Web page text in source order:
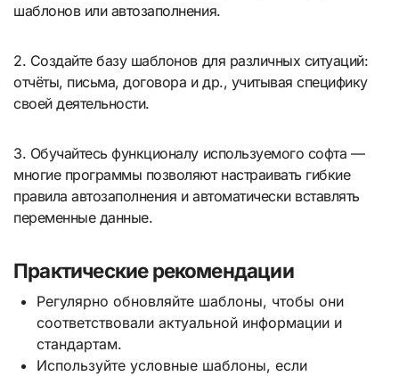
шаблонов или автозаполнения.
2. Создайте базу шаблонов для различных ситуаций:
отчёты, письма, договора и др., учитывая специфику
своей деятельности.
3. Обучайтесь функционалу используемого софта —
многие программы позволяют настраивать гибкие
правила автозаполнения и автоматически вставлять
переменные данные.
Практические рекомендации
Регулярно обновляйте шаблоны, чтобы они
соответствовали актуальной информации и
стандартам.
Используйте условные шаблоны, если